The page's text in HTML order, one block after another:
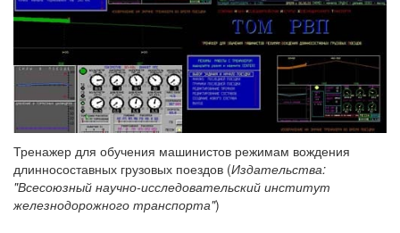
Тренажер для обучения машинистов режимам вождения
длинносоставных грузовых поездов (Издательства:
"Всесоюзный научно-исследовательский институт
железнодорожного транспорта")